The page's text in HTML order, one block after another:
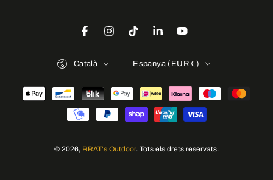
FacebookInstagramTikTokLinkedInYouTube
© 2026, RRAT's Outdoor. Tots els drets reservats.
Català
Espanya (EUR €)
Mètodes